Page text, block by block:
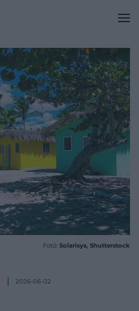
Fotó: Solarisys, Shutterstock
2026-06-02